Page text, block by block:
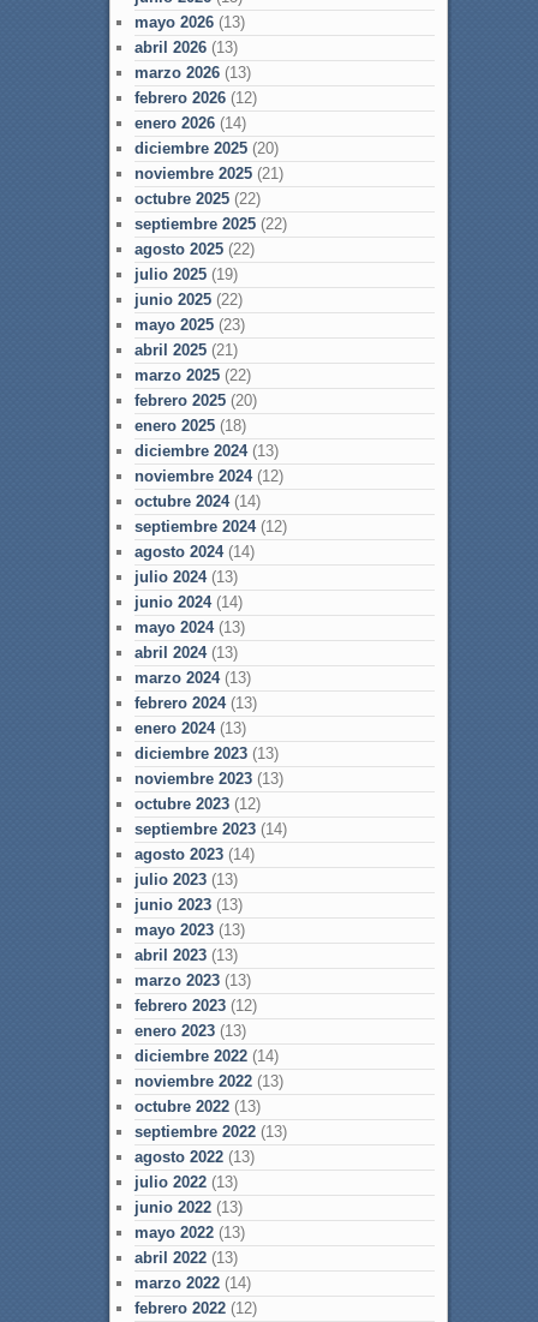
mayo 2026(13)
abril 2026(13)
marzo 2026(13)
febrero 2026(12)
enero 2026(14)
diciembre 2025(20)
noviembre 2025(21)
octubre 2025(22)
septiembre 2025(22)
agosto 2025(22)
julio 2025(19)
junio 2025(22)
mayo 2025(23)
abril 2025(21)
marzo 2025(22)
febrero 2025(20)
enero 2025(18)
diciembre 2024(13)
noviembre 2024(12)
octubre 2024(14)
septiembre 2024(12)
agosto 2024(14)
julio 2024(13)
junio 2024(14)
mayo 2024(13)
abril 2024(13)
marzo 2024(13)
febrero 2024(13)
enero 2024(13)
diciembre 2023(13)
noviembre 2023(13)
octubre 2023(12)
septiembre 2023(14)
agosto 2023(14)
julio 2023(13)
junio 2023(13)
mayo 2023(13)
abril 2023(13)
marzo 2023(13)
febrero 2023(12)
enero 2023(13)
diciembre 2022(14)
noviembre 2022(13)
octubre 2022(13)
septiembre 2022(13)
agosto 2022(13)
julio 2022(13)
junio 2022(13)
mayo 2022(13)
abril 2022(13)
marzo 2022(14)
febrero 2022(12)